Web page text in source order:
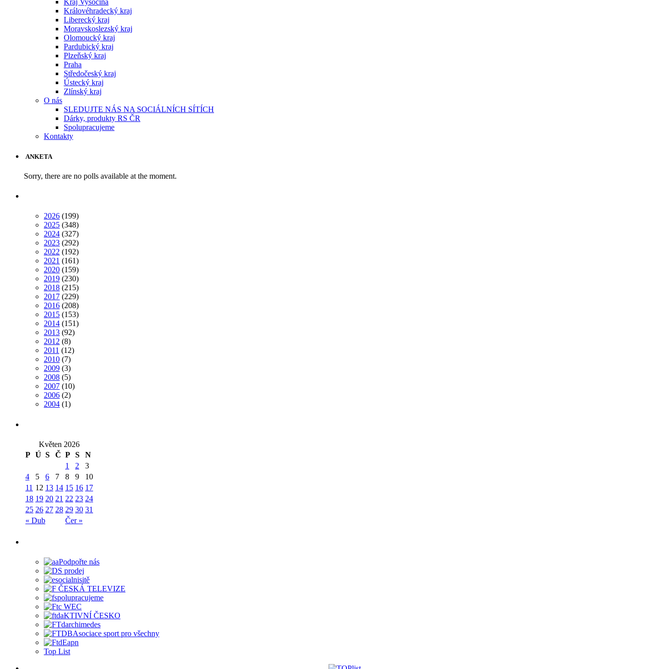
Královéhradecký kraj
Liberecký kraj
Moravskoslezský kraj
Olomoucký kraj
Pardubický kraj
Plzeňský kraj
Praha
Středočeský kraj
Ústecký kraj
Zlínský kraj
O nás
SLEDUJTE NÁS NA SOCIÁLNÍCH SÍTÍCH
Dárky, produkty RS ČR
Spolupracujeme
Kontakty
ANKETA
Sorry, there are no polls available at the moment.
2026 (199)
2025 (348)
2024 (327)
2023 (292)
2022 (192)
2021 (161)
2020 (159)
2019 (230)
2018 (215)
2017 (229)
2016 (208)
2015 (153)
2014 (151)
2013 (92)
2012 (8)
2011 (12)
2010 (7)
2009 (3)
2008 (5)
2007 (10)
2006 (2)
2004 (1)
Květen 2026
P Ú S Č P S N
« Dub Čer »
1 2
3
4
5 6 7 8 9
10
11 12 13 14 15 16 17
18 19 20 21 22 23 24
25 26 27 28 29 30 31
Top List